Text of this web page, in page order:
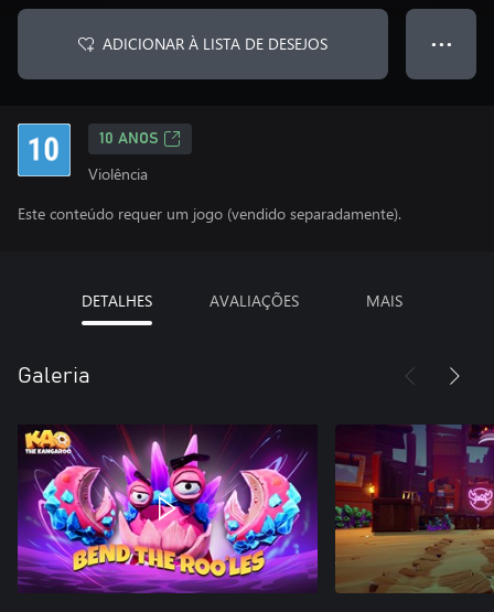
ADICIONAR À LISTA DE DESEJOS ● ● ●
10 ANOS
Violência
Este conteúdo requer um jogo (vendido separadamente).
DETALHES AVALIAÇÕES MAIS
Galeria